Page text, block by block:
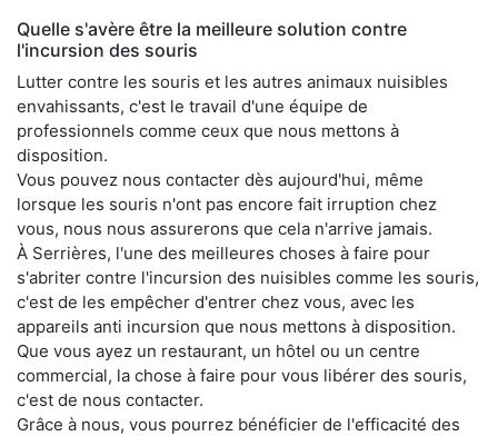
Quelle s'avère être la meilleure solution contre
l'incursion des souris
Lutter contre les souris et les autres animaux nuisibles
envahissants, c'est le travail d'une équipe de
professionnels comme ceux que nous mettons à
disposition.
Vous pouvez nous contacter dès aujourd'hui, même
lorsque les souris n'ont pas encore fait irruption chez
vous, nous nous assurerons que cela n'arrive jamais.
À Serrières, l'une des meilleures choses à faire pour
s'abriter contre l'incursion des nuisibles comme les souris,
c'est de les empêcher d'entrer chez vous, avec les
appareils anti incursion que nous mettons à disposition.
Que vous ayez un restaurant, un hôtel ou un centre
commercial, la chose à faire pour vous libérer des souris,
c'est de nous contacter.
Grâce à nous, vous pourrez bénéficier de l'efficacité des